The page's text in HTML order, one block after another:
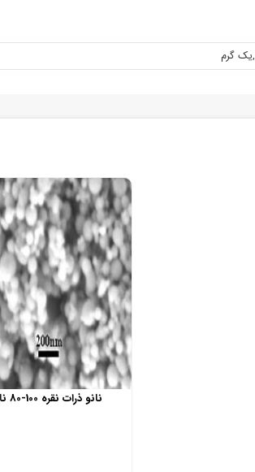
,يک گرم
نانو ذرات نقره 100-80 نانومتر